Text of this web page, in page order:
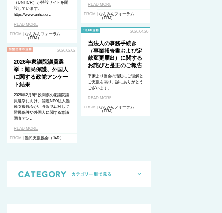
READ MORE
FROM | なんみんフォーラム
（FRJ）
（UNHCR）が特設サイトを開
設しています。
https://www.unhcr.or…
READ MORE
FROM | なんみんフォーラム
（FRJ）
2026.04.20
当法人の事務手続き
（事業報告書および定
款変更届出）に関する
お詫びと是正のご報告
平素より当会の活動にご理解と
ご支援を賜り、誠にありがとう
ございます。
READ MORE
FROM | なんみんフォーラム
（FRJ）
2026.02.02
2026年衆議院議員選
挙：難民保護、外国人
に関する政党アンケー
ト結果
2026年2月8日投開票の衆議院議
員選挙に向け、認定NPO法人難
民支援協会が、各政党に対して
難民保護や外国人に関する意識
調査アン…
READ MORE
FROM | 難民支援協会（JAR）